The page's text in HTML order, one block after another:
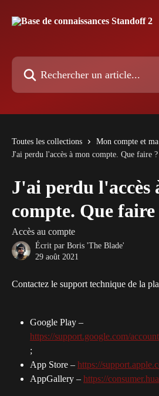
Rechercher un article...
Toutes les collections
Mon compte et
J'ai perdu l'accès à mon compte. Que faire ?
J'ai perdu l'accès
compte. Que faire
Accès au compte
Écrit par Boris 'The Blade'
29 août 2021
Contactez le support technique de la
Google Play –
https://support.google.com/
;
App Store – https://
AppGallery – https://